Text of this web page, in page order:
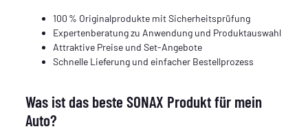
100 % Originalprodukte mit Sicherheitsprüfung
Expertenberatung zu Anwendung und Produktauswahl
Attraktive Preise und Set-Angebote
Schnelle Lieferung und einfacher Bestellprozess
Was ist das beste SONAX Produkt für mein
Auto?